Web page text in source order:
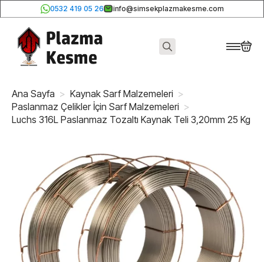
0532 419 05 26 info@simsekplazmakesme.com
Ana Sayfa
Kaynak Sarf Malzemeleri
Paslanmaz Çelikler İçin Sarf Malzemeleri
Luchs 316L Paslanmaz Tozaltı Kaynak Teli 3,20mm 25 Kg